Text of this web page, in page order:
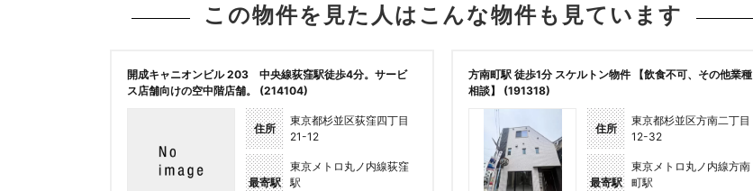
この物件を見た人はこんな物件も見ています
開成キャニオンビル 203 中央線荻窪駅徒歩4分。サービ
ス店舗向けの空中階店舗。 (214104)
住所
東京都杉並区荻窪四丁目
21-12
最寄駅
東京メトロ丸ノ内線荻窪
駅
方南町駅 徒歩1分 スケルトン物件 【飲食不可、その他業種
相談】 (191318)
住所
東京都杉並区方南二丁目
12-32
最寄駅
東京メトロ丸ノ内線方南
町駅